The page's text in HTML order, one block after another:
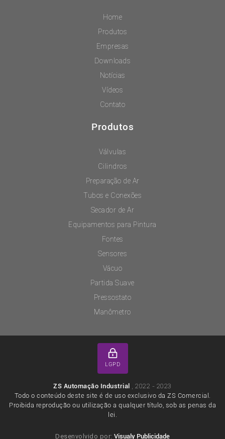
Home
Produtos
Empresas
Downloads
Notícias
Vídeos
Contato
Produtos
Válvulas
Cilindros
Preparação de Ar
Tubos e Conexões
Secador de Ar
Equipamentos para Pintura
Fontes
Sensores
Vácuo
Partida Suave
Pressostato
Manômetro
LGPD
ZS Automação Industrial , 2022 - 2023
Todo o conteúdo deste site é de uso exclusivo da ZS Comercial.
Proibida reprodução ou utilização a qualquer título, sob as penas da
lei.
Desenvolvido por: Visualy Publicidade